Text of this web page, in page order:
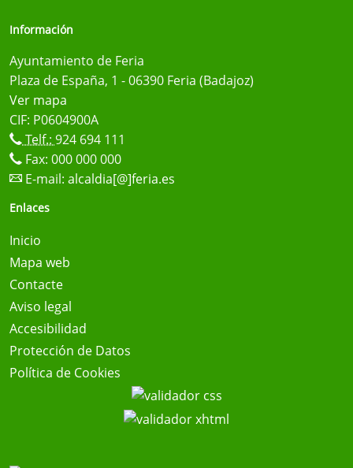
Información
Ayuntamiento de Feria
Plaza de España, 1 - 06390 Feria (Badajoz)
Ver mapa
CIF: P0604900A
Telf.: 924 694 111
Fax: 000 000 000
E-mail: alcaldia[@]feria.es
Enlaces
Inicio
Mapa web
Contacte
Aviso legal
Accesibilidad
Protección de Datos
Política de Cookies